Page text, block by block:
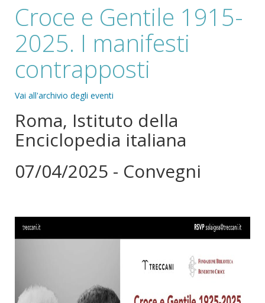
Croce e Gentile 1915-
2025. I manifesti
contrapposti
Vai all'archivio degli eventi
Roma, Istituto della
Enciclopedia italiana
07/04/2025 - Convegni